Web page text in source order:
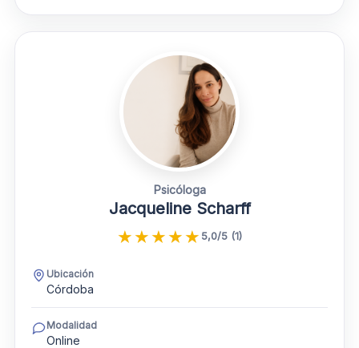
Psicóloga
Jacqueline Scharff
★★★★★ 5,0/5 (1)
Ubicación
Córdoba
Modalidad
Online